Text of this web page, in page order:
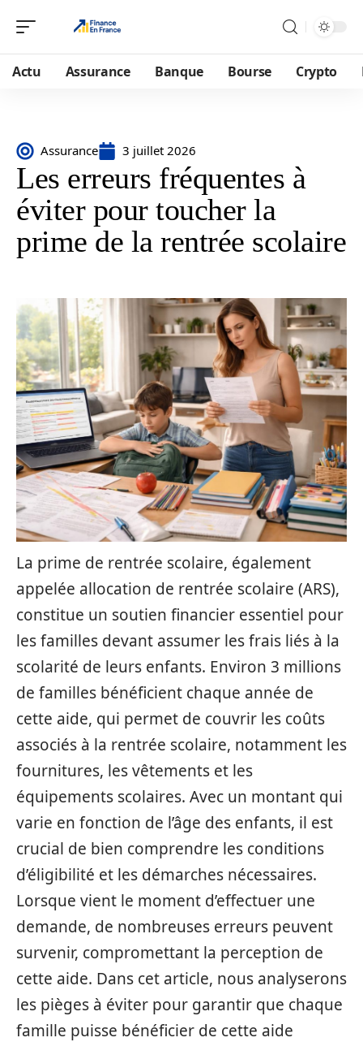
Actu Assurance Banque Bourse Crypto
Assurance 3 juillet 2026
Les erreurs fréquentes à
éviter pour toucher la
prime de la rentrée scolaire
La prime de rentrée scolaire, également
appelée allocation de rentrée scolaire (ARS),
constitue un soutien financier essentiel pour
les familles devant assumer les frais liés à la
scolarité de leurs enfants. Environ 3 millions
de familles bénéficient chaque année de
cette aide, qui permet de couvrir les coûts
associés à la rentrée scolaire, notamment les
fournitures, les vêtements et les
équipements scolaires. Avec un montant qui
varie en fonction de l’âge des enfants, il est
crucial de bien comprendre les conditions
d’éligibilité et les démarches nécessaires.
Lorsque vient le moment d’effectuer une
demande, de nombreuses erreurs peuvent
survenir, compromettant la perception de
cette aide. Dans cet article, nous analyserons
les pièges à éviter pour garantir que chaque
famille puisse bénéficier de cette aide